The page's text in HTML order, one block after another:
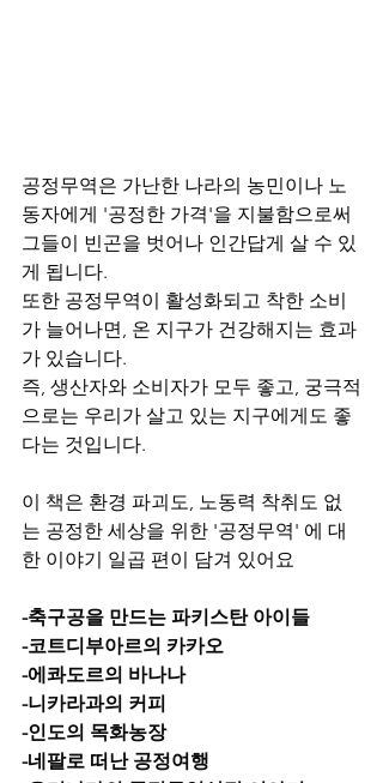
공정무역은 가난한 나라의 농민이나 노
동자에게 '공정한 가격'을 지불함으로써
그들이 빈곤을 벗어나 인간답게 살 수 있
게 됩니다.
또한 공정무역이 활성화되고 착한 소비
가 늘어나면, 온 지구가 건강해지는 효과
가 있습니다.
즉, 생산자와 소비자가 모두 좋고, 궁극적
으로는 우리가 살고 있는 지구에게도 좋
다는 것입니다.
이 책은 환경 파괴도, 노동력 착취도 없
는 공정한 세상을 위한 '공정무역' 에 대
한 이야기 일곱 편이 담겨 있어요
-축구공을 만드는 파키스탄 아이들
-코트디부아르의 카카오
-에콰도르의 바나나
-니카라과의 커피
-인도의 목화농장
-네팔로 떠난 공정여행